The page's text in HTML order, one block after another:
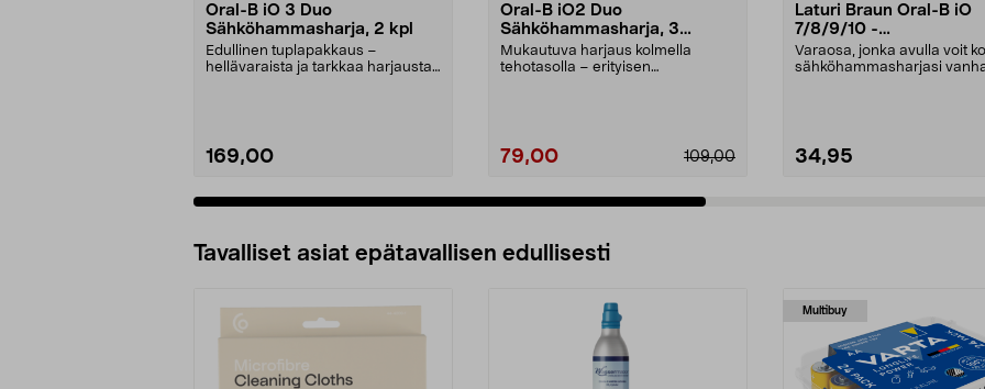
Oral-B iO 3 Duo
Sähköhammasharja, 2 kpl
Edullinen tuplapakkaus –
hellävaraista ja tarkkaa harjausta
169,00
Oral-B iO2 Duo
Sähköhammasharja, 3
harjaustilaa, 2 kpl
Mukautuva harjaus kolmella
tehotasolla – erityisen
79,00 109,00
Laturi Braun Oral-B iO
7/8/9/10 -
sähköhammasharjaan
Varaosa, jonka avulla voit
sähköhammasharjasi
34,95
Tavalliset asiat epätavallisen edullisesti
Multibuy